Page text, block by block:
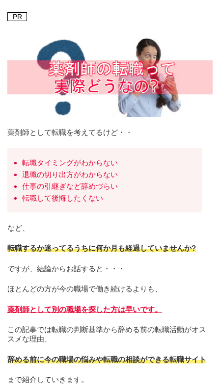
PR
薬剤師として転職を考えてるけど・・
転職タイミングがわからない
退職の切り出方がわからない
仕事の引継ぎなど辞めづらい
転職して後悔したくない
など、
転職するか迷ってるうちに何か月も経過していませんか?
ですが、結論からお話すると・・・
ほとんどの方が今の職場で働き続けるよりも、
薬剤師として別の職場を探した方は早いです。
この記事では転職の判断基準から辞める前の転職活動がオス
スメな理由、
辞める前に今の職場の悩みや転職の相談ができる転職サイト
まで紹介していきます。